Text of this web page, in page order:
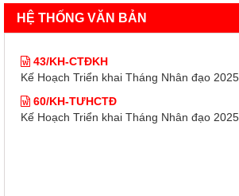
HỆ THỐNG VĂN BẢN
60/KH-TƯHCTĐ
Kế Hoạch Triển khai Tháng Nhân đạo 2025
43/KH-CTĐKH
Kế Hoạch Triển khai Tháng Nhân đạo 2025
60/KH-TƯHCTĐ
Kế Hoạch Triển khai Tháng Nhân đạo 2025